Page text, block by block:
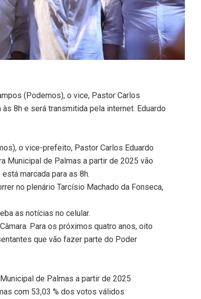
(Podemos), o vice, Pastor Carlos
8h e será transmitida pela internet. Eduardo
o vice-prefeito, Pastor Carlos Eduardo
Municipal de Palmas a partir de 2025 vão
marcada para as 8h.
no plenário Tarcísio Machado da Fonseca,
as notícias no celular.
Para os próximos quatro anos, oito
que vão fazer parte do Poder
de Palmas a partir de 2025
com 53,03 % dos votos válidos